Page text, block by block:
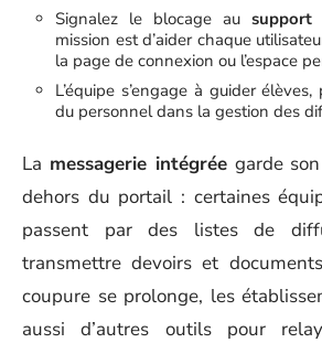
Signalez le blocage au support
mission est d’aider chaque
la page de connexion ou l’espace
L’équipe s’engage à guider
du personnel dans la gestion des
La messagerie intégréegarde
dehors du portail : certaines
passent par des listes de
transmettre devoirs et
coupure se prolonge, les
aussi d’autres outils pour